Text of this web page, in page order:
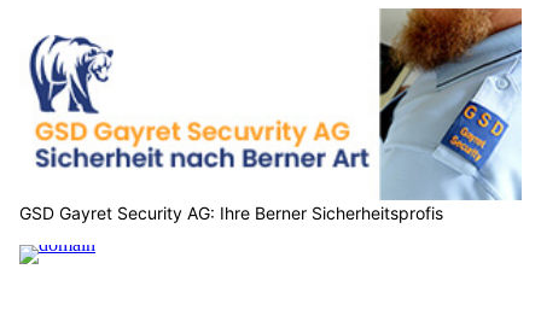
GSD Gayret Security AG: Ihre Berner Sicherheitsprofis